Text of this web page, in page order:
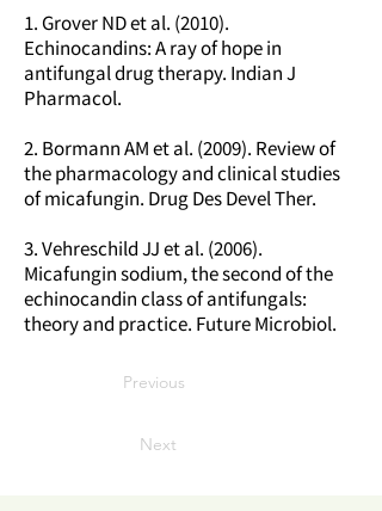
1. Grover ND et al. (2010).
Echinocandins: A ray of hope in
antifungal drug therapy. Indian J
Pharmacol.
2. Bormann AM et al. (2009). Review of
the pharmacology and clinical studies
of micafungin. Drug Des Devel Ther.
3. Vehreschild JJ et al. (2006).
Micafungin sodium, the second of the
echinocandin class of antifungals:
theory and practice. Future Microbiol.
Previous
Next